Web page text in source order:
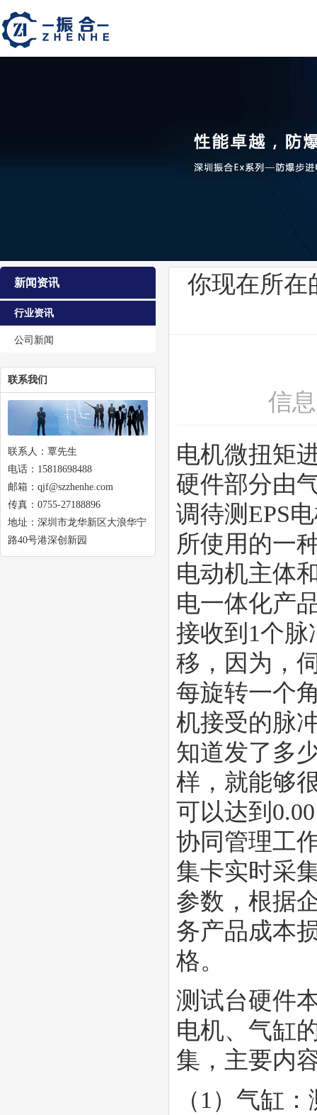
新闻资讯
行业资讯
公司新闻
联系我们
联系人：覃先生
电话：15818698488
邮箱：qjf@szzhenhe.com
传真：0755-27188896
地址：深圳市龙华新区大浪华宁
路40号港深创新园
你现在所在
信
电机微扭矩
硬件部分由
调待测EPS
所使用的一
电动机主体
电一体化产
接收到1个
移，因为，
每旋转一个
机接受的脉
知道发了多
样，就能够
可以达到
协同管理工
集卡实时采
参数，根据
务产品成本
格。
测试台硬件
电机、气缸
集，主要内
（1）气缸